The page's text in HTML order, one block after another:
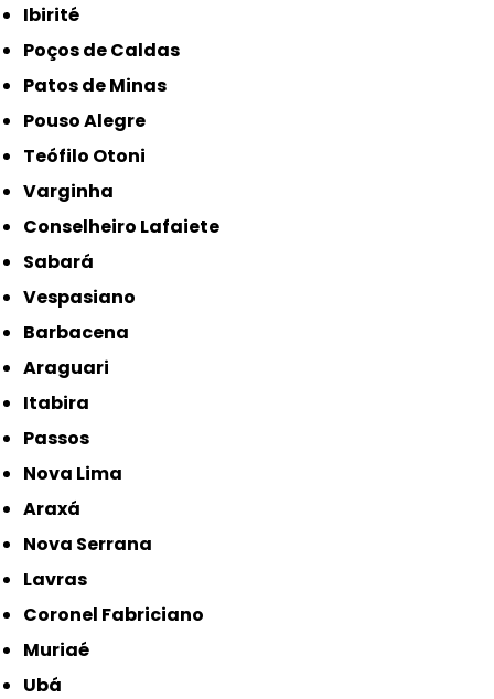
Ibirité
Poços de Caldas
Patos de Minas
Pouso Alegre
Teófilo Otoni
Varginha
Conselheiro Lafaiete
Sabará
Vespasiano
Barbacena
Araguari
Itabira
Passos
Nova Lima
Araxá
Nova Serrana
Lavras
Coronel Fabriciano
Muriaé
Ubá